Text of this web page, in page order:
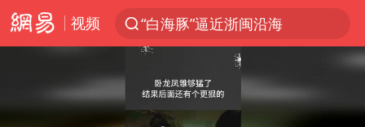
视频
“白海豚”逼近浙闽沿海
光影经济撬动暑期消费新蓝海
“伊斯兰版北约”出现